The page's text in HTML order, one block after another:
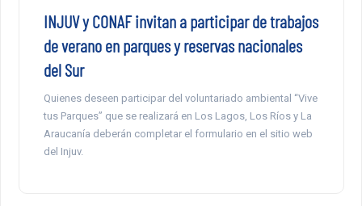
INJUV y CONAF invitan a participar de trabajos
de verano en parques y reservas nacionales
del Sur
Quienes deseen participar del voluntariado ambiental “Vive
tus Parques” que se realizará en Los Lagos, Los Ríos y La
Araucanía deberán completar el formulario en el sitio web
del Injuv.